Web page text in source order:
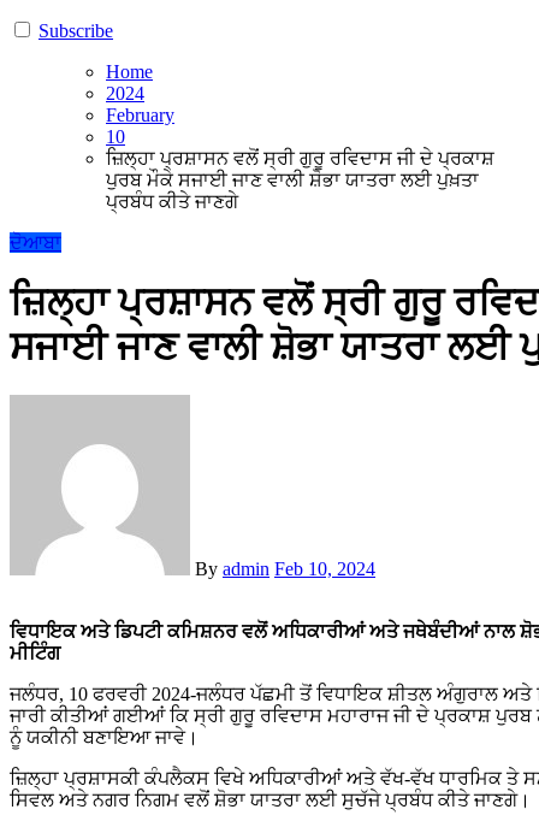
Subscribe
Home
2024
February
10
ਜ਼ਿਲ੍ਹਾ ਪ੍ਰਸ਼ਾਸਨ ਵਲੋਂ ਸ੍ਰੀ ਗੁਰੂ ਰਵਿਦਾਸ ਜੀ ਦੇ ਪ੍ਰਕਾਸ਼
ਪੁਰਬ ਮੌਕੇ ਸਜਾਈ ਜਾਣ ਵਾਲੀ ਸ਼ੋਭਾ ਯਾਤਰਾ ਲਈ ਪੁਖ਼ਤਾ
ਪ੍ਰਬੰਧ ਕੀਤੇ ਜਾਣਗੇ
ਦੋਆਬਾ
ਜ਼ਿਲ੍ਹਾ ਪ੍ਰਸ਼ਾਸਨ ਵਲੋਂ ਸ੍ਰੀ ਗੁਰੂ
ਸਜਾਈ ਜਾਣ ਵਾਲੀ ਸ਼ੋਭਾ ਯਾਤਰਾ ਲਈ
By admin Feb 10, 2024
ਵਿਧਾਇਕ ਅਤੇ ਡਿਪਟੀ ਕਮਿਸ਼ਨਰ ਵਲੋਂ ਅਧਿਕਾਰੀਆਂ ਅਤੇ ਜਥੇਬੰਦੀਆਂ ਨਾਲ ਸ਼ੋਭਾ ਯਾਤਰਾ ਅਤੇ ਪ੍ਰਕਾਸ਼ ਪੁਰਬ ਨੂੰ ਮਨਾਉਣ ਸਬੰਧੀ ਕੀਤੀ ਗਈ
ਮੀਟਿੰਗ
ਜਲੰਧਰ, 10 ਫਰਵਰੀ 2024-ਜਲੰਧਰ ਪੱਛਮੀ ਤੋਂ ਵਿਧਾਇਕ ਸ਼ੀਤਲ ਅੰਗੁਰਾਲ
ਜਾਰੀ ਕੀਤੀਆਂ ਗਈਆਂ ਕਿ ਸ੍ਰੀ ਗੁਰੂ ਰਵਿਦਾਸ ਮਹਾਰਾਜ ਜੀ ਦੇ ਪ੍ਰਕਾਸ਼
ਨੂੰ ਯਕੀਨੀ ਬਣਾਇਆ ਜਾਵੇ।
ਜ਼ਿਲ੍ਹਾ ਪ੍ਰਸ਼ਾਸਕੀ ਕੰਪਲੈਕਸ ਵਿਖੇ ਅਧਿਕਾਰੀਆਂ ਅਤੇ ਵੱਖ-ਵੱਖ ਧਾਰਮਿਕ ਤੇ
ਸਿਵਲ ਅਤੇ ਨਗਰ ਨਿਗਮ ਵਲੋਂ ਸ਼ੋਭਾ ਯਾਤਰਾ ਲਈ ਸੁਚੱਜੇ ਪ੍ਰਬੰਧ ਕੀਤੇ ਜਾਣਗੇ।